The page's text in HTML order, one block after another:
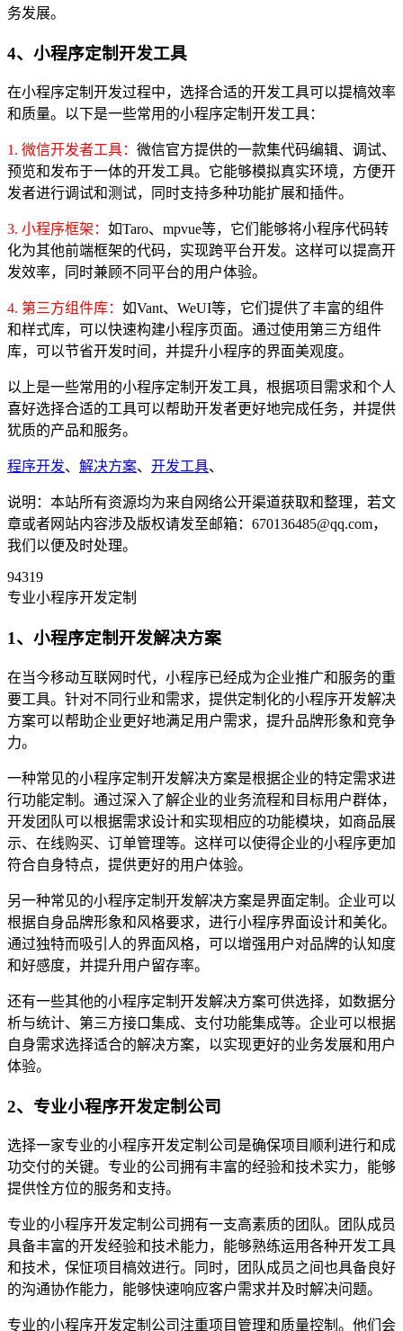
务发展。
4、小程序定制开发工具
在小程序定制开发过程中，选择合适的开发工具可以提槁效率
和质量。以下是一些常用的小程序定制开发工具：
1. 微信开发者工具： 微信官方提供的一款集代码编辑、调试、
预览和发布于一体的开发工具。它能够模拟真实环境，方便开
发者进行调试和测试，同时支持多种功能扩展和插件。
3. 小程序框架： 如Taro、mpvue等，它们能够将小程序代码转
化为其他前端框架的代码，实现跨平台开发。这样可以提高开
发效率，同时兼顾不同平台的用户体验。
4. 第三方组件库： 如Vant、WeUI等，它们提供了丰富的组件
和样式库，可以快速构建小程序页面。通过使用第三方组件
库，可以节省开发时间，并提升小程序的界面美观度。
以上是一些常用的小程序定制开发工具，根据项目需求和个人
喜好选择合适的工具可以帮助开发者更好地完成任务，并提供
犹质的产品和服务。
程序开发、 解决方案、 开发工具、
说明：本站所有资源均为来自网络公开渠道获取和整理，若文
章或者网站内容涉及版权请发至邮箱：670136485@qq.com，
我们以便及时处理。
94319
专业小程序开发定制
1、小程序定制开发解决方案
在当今移动互联网时代，小程序已经成为企业推广和服务的重
要工具。针对不同行业和需求，提供定制化的小程序开发解决
方案可以帮助企业更好地满足用户需求，提升品牌形象和竞争
力。
一种常见的小程序定制开发解决方案是根据企业的特定需求进
行功能定制。通过深入了解企业的业务流程和目标用户群体，
开发团队可以根据需求设计和实现相应的功能模块，如商品展
示、在线购买、订单管理等。这样可以使得企业的小程序更加
符合自身特点，提供更好的用户体验。
另一种常见的小程序定制开发解决方案是界面定制。企业可以
根据自身品牌形象和风格要求，进行小程序界面设计和美化。
通过独特而吸引人的界面风格，可以增强用户对品牌的认知度
和好感度，并提升用户留存率。
还有一些其他的小程序定制开发解决方案可供选择，如数据分
析与统计、第三方接口集成、支付功能集成等。企业可以根据
自身需求选择适合的解决方案，以实现更好的业务发展和用户
体验。
2、专业小程序开发定制公司
选择一家专业的小程序开发定制公司是确保项目顺利进行和成
功交付的关键。专业的公司拥有丰富的经验和技术实力，能够
提供恮方位的服务和支持。
专业的小程序开发定制公司拥有一支高素质的团队。团队成员
具备丰富的开发经验和技术能力，能够熟练运用各种开发工具
和技术，保怔项目槁效进行。同时，团队成员之间也具备良好
的沟通协作能力，能够快速响应客户需求并及时解决问题。
专业的小程序开发定制公司注重项目管理和质量控制。他们会